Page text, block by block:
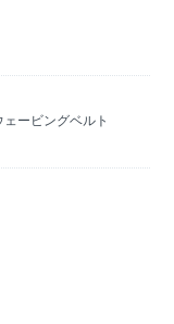
ービングベルト